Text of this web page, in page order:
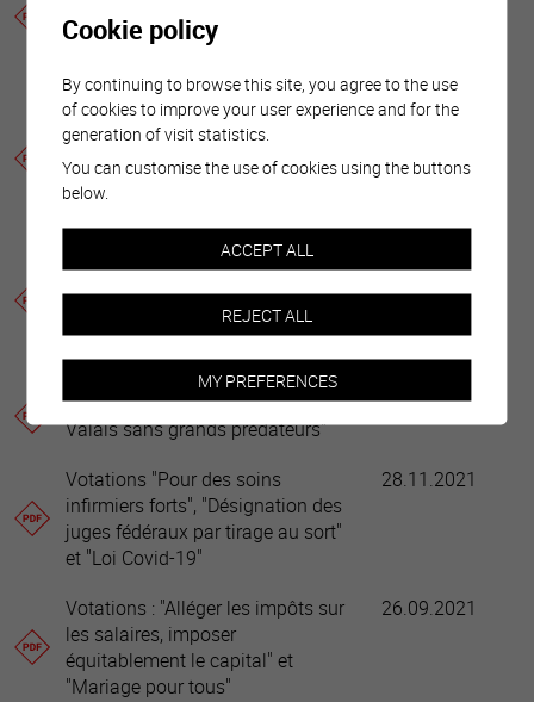
par relèvement de la TVA", "AVS
21"et "Loi fédérale sur l'impôt
Votations "Loi sur le cinéma", "Loi
sur la transplantation" et
"Développement de l'acquis
Schengen"
15.05.2022
Votations "Expérimentation
animale et humaine", "Enfants et
jeunes sans publicité pour le
tabac", "Droits de timbre" et "Train
de mesures en faveur des médias"
Votation "Pour un canton du
Valais sans grands prédateurs"
28.11.2021
Votations "Pour des soins
infirmiers forts", "Désignation des
juges fédéraux par tirage au sort"
et "Loi Covid-19"
28.11.2021
Votations : "Alléger les impôts sur
les salaires, imposer
équitablement le capital" et
"Mariage pour tous"
26.09.2021
Cookie policy
By continuing to browse this site, you agree to the use
of cookies to improve your user experience and for the
generation of visit statistics.
You can customise the use of cookies using the buttons
below.
ACCEPT ALL
REJECT ALL
MY PREFERENCES